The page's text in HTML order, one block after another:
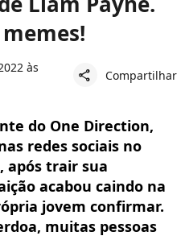
às
share Compartilhar
do One Direction,
redes sociais no
após trair sua
acabou caindo na
jovem confirmar.
muitas pessoas